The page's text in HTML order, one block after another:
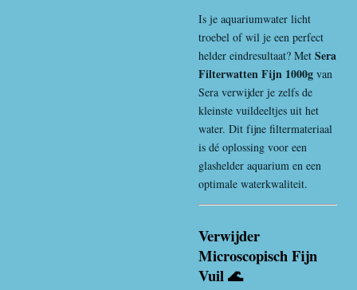
Is je aquariumwater licht
troebel of wil je een perfect
helder eindresultaat? Met Sera
Filterwatten Fijn 1000g van
Sera verwijder je zelfs de
kleinste vuildeeltjes uit het
water. Dit fijne filtermateriaal
is dé oplossing voor een
glashelder aquarium en een
optimale waterkwaliteit.
Verwijder
Microscopisch Fijn
Vuil 🌊